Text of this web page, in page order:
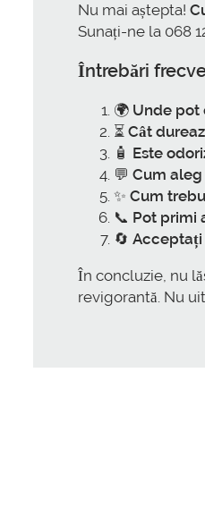
Nu mai aștepta!
Sunați-ne la 068
Întrebări
🌍 Unde pot
⏳ Cât
🧴 Este
💬 Cum
✨ Cum
📞 Pot primi
🔄 Acceptați
În concluzie, nu
revigorantă. Nu